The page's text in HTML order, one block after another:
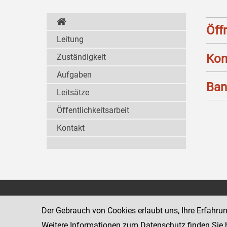
Leitung
Zuständigkeit
Aufgaben
Leitsätze
Öffentlichkeitsarbeit
Kontakt
www.justiz.gv.at/stak
Der Gebrauch von Cookies erlaubt uns, Ihre